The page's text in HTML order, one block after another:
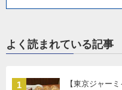
よく読まれている記事
1
【東京ジャー